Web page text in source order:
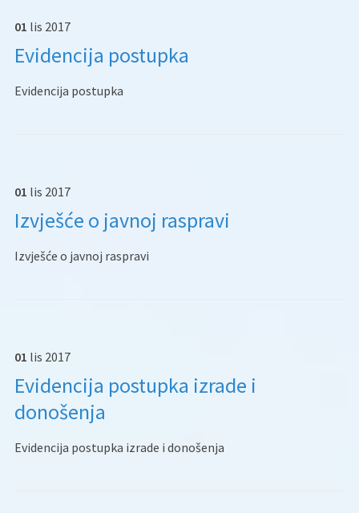
01 lis 2017
Evidencija postupka
Evidencija postupka
01 lis 2017
Izvješće o javnoj raspravi
Izvješće o javnoj raspravi
01 lis 2017
Evidencija postupka izrade i
donošenja
Evidencija postupka izrade i donošenja